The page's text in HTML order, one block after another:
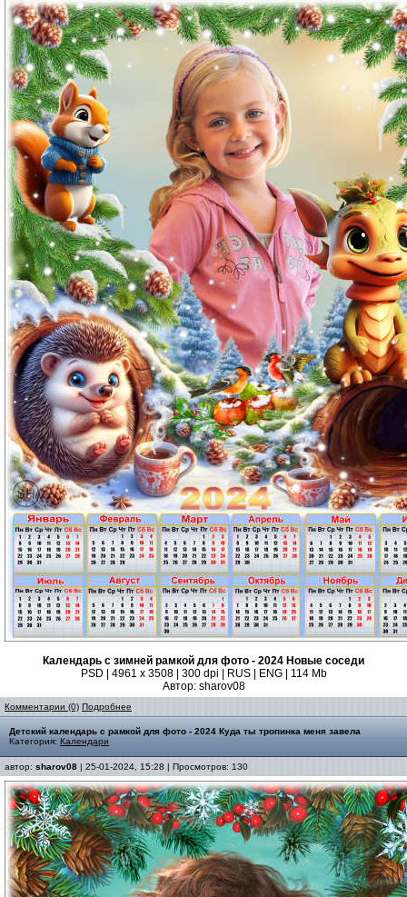
Календарь с зимней рамкой для фото - 2024 Новые соседи
PSD | 4961 х 3508 | 300 dpi | RUS | ENG | 114 Mb
Автор: sharov08
Комментарии (0) Подробнее
Детский календарь с рамкой для фото - 2024 Куда ты тропинка меня завела
Категория: Календари
автор: sharov08 | 25-01-2024, 15:28 | Просмотров: 130